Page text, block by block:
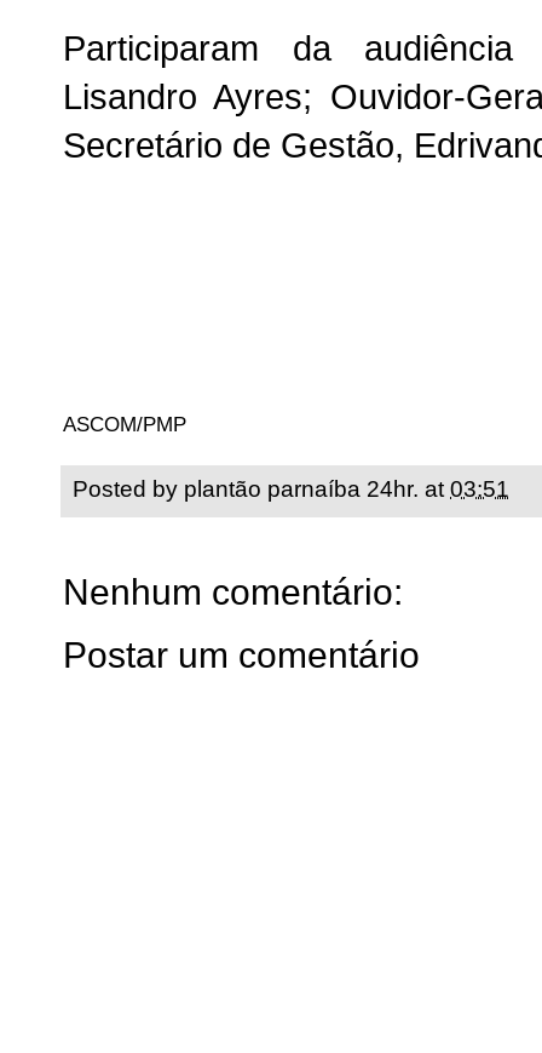
Participaram da
Lisandro Ayres; Ouvidor-
Secretário de Gestão,
ASCOM/PMP
Posted by plantão parnaíba 24hr. at03:51
Nenhum comentário:
Postar um comentário